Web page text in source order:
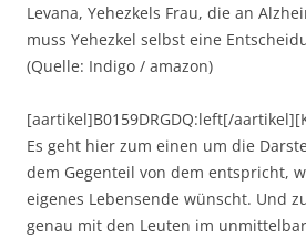
Levana, Yehezkels Frau, die an
muss Yehezkel selbst eine
(Quelle: Indigo / amazon)
[aartikel]B0159DRGDQ:left[/
Es geht hier zum einen um die
dem Gegenteil von dem entspricht,
eigenes Lebensende wünscht. Und
genau mit den Leuten im